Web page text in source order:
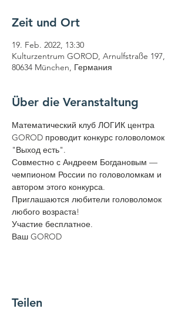
Zeit und Ort
19. Feb. 2022, 13:30
Kulturzentrum GOROD, Arnulfstraße 197,
80634 München, Германия
Über die Veranstaltung
Математический клуб ЛОГИК центра
GOROD проводит конкурс головоломок
"Выход есть".
Совместно с Андреем Богдановым —
чемпионом России по головоломкам и
автором этого конкурса.
Приглашаются любители головоломок
любого возраста!
Участие бесплатное.
Ваш GOROD
Teilen